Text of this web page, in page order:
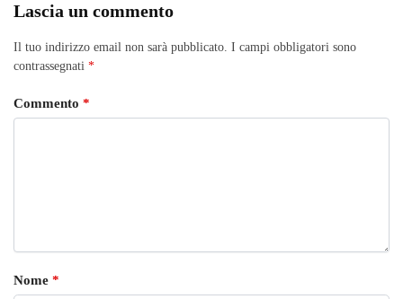
Lascia un commento
Il tuo indirizzo email non sarà pubblicato. I campi obbligatori sono
contrassegnati *
Commento *
Nome *